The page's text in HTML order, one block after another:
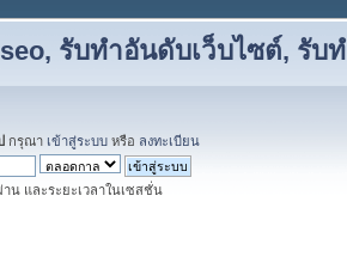
รับทำอันดับเว็บไซต์, รับ
กรุณา เข้าสู่ระบบ หรือ ลงทะเบียน
น และระยะเวลาในเซสชั่น